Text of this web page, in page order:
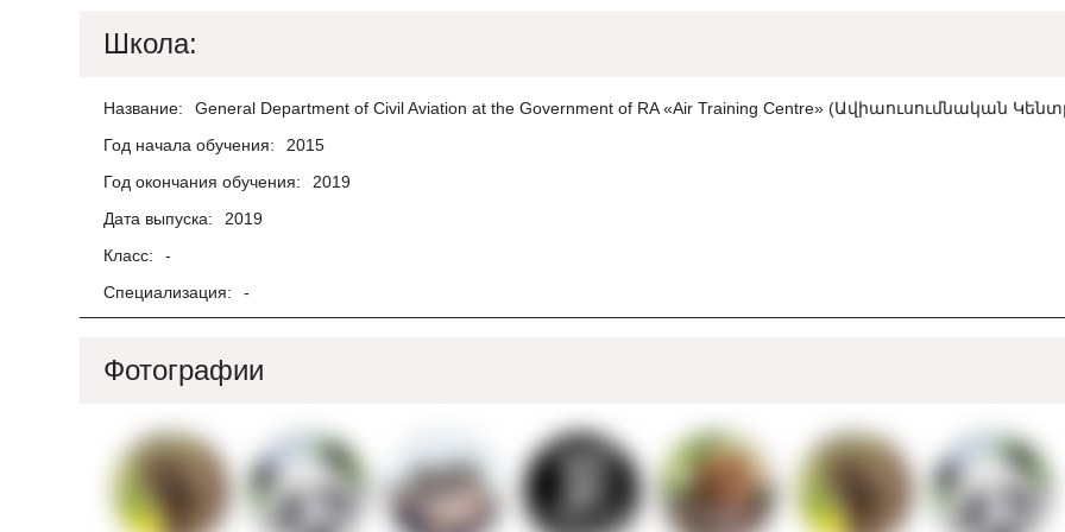
Школа:
Название:
General Department of Civil Aviation at the Government of RA «Air Training Centre» (Ավիաուսումնական
Год начала обучения:
2015
Год окончания обучения:
2019
Дата выпуска:
2019
Класс:
-
Специализация:
-
Фотографии